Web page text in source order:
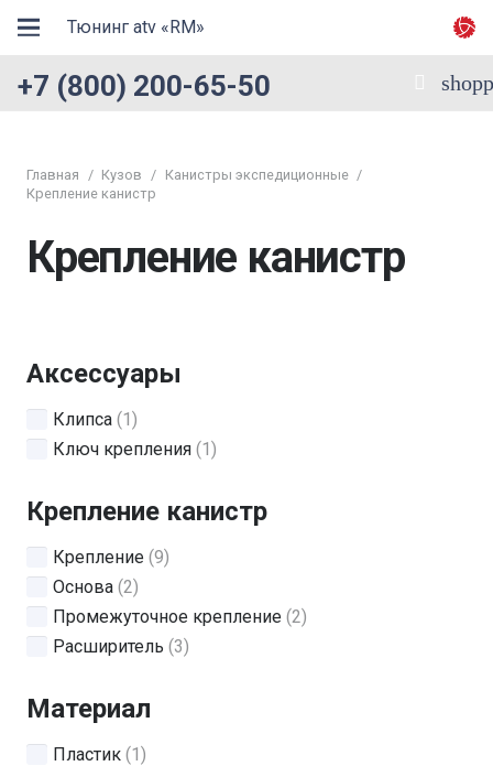
Тюнинг atv «RM»
+7 (800) 200-65-50
Главная / Кузов / Канистры экспедиционные /
Крепление канистр
Крепление канистр
Аксессуары
Клипса (1)
Ключ крепления (1)
Крепление канистр
Крепление (9)
Основа (2)
Промежуточное крепление (2)
Расширитель (3)
Материал
Пластик (1)